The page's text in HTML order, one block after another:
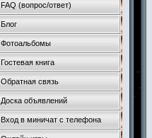
FAQ (вопрос/ответ)
Блог
Фотоальбомы
Гостевая книга
Обратная связь
Доска объявлений
Вход в миничат с телефона